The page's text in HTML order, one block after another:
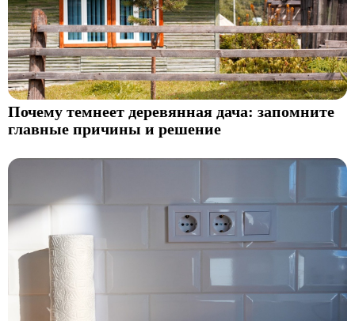
Почему темнеет деревянная дача: запомните
главные причины и решение